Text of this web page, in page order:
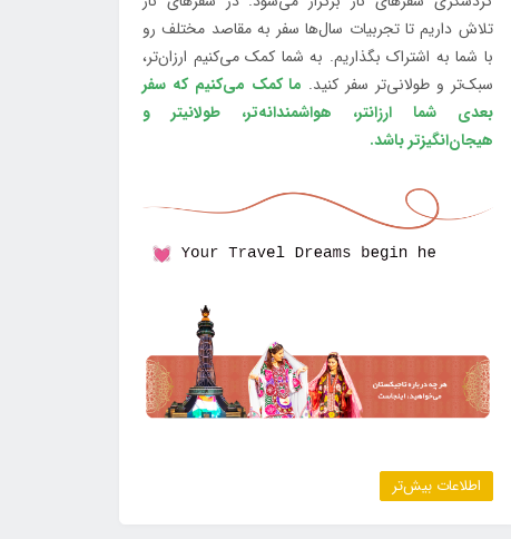
تلاش داریم تا تجربیات سال‌ها سفر به مقاصد مختلف رو
با شما به اشتراک بگذاریم. به شما کمک می‌کنیم ارزان‌تر،
سبک‌تر و طولانی‌تر سفر کنید. ما کمک می‌کنیم که سفر
بعدی شما ارزانتر، هواشمندانه‌تر، طولانی‎تر و
هیجان‌انگیزتر باشد.
اطلاعات بیش‌تر